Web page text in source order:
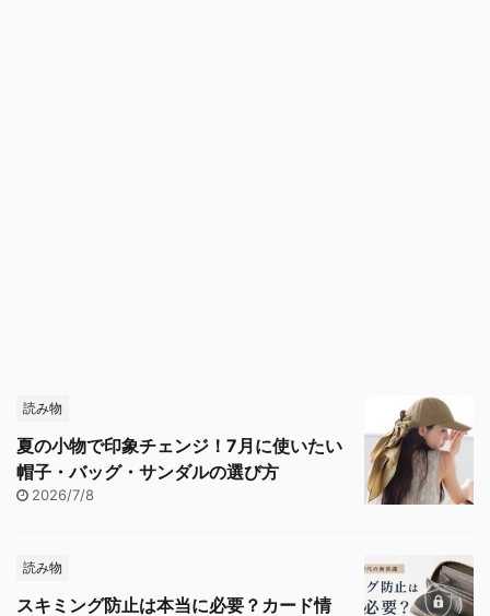
読み物
夏の小物で印象チェンジ！7月に使いたい
帽子・バッグ・サンダルの選び方
2026/7/8
読み物
スキミング防止は本当に必要？カード情